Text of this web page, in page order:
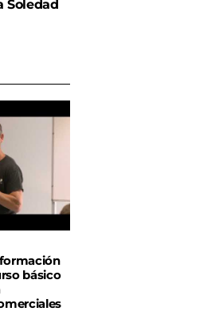
Soledad
básico